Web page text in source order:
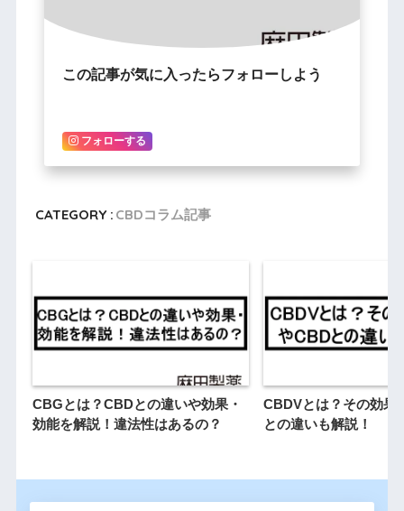
この記事が気に入ったらフォローしよう
フォローする
CATEGORY : CBDコラム記事
CBGとは？CBDとの違いや効果・
効能を解説！違法性はあるの？
CBDVとは？その効果
との違いも解説！